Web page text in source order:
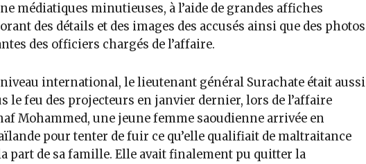
médiatiques minutieuses, à l’aide de grandes affiches
des détails et des images des accusés ainsi que des photos
des officiers chargés de l’affaire.
international, le lieutenant général Surachate était aussi
le feu des projecteurs en janvier dernier, lors de l’affaire
Mohammed, une jeune femme saoudienne arrivée en
pour tenter de fuir ce qu’elle qualifiait de maltraitance
part de sa famille. Elle avait finalement pu quitter la